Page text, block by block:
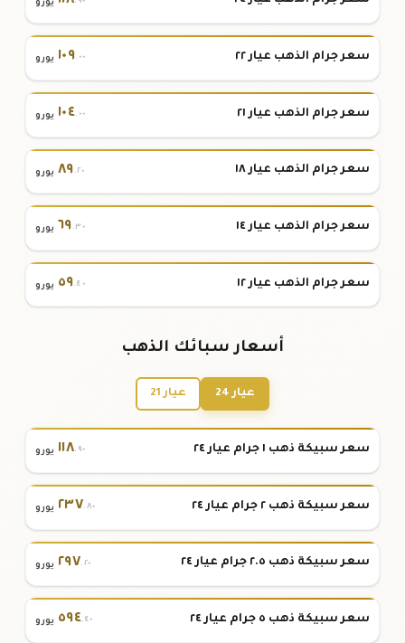
يورو
سعر جرام الذهب عيار ٢٢ ١٠٩.٠٠ يورو
سعر جرام الذهب عيار ٢١ ١٠٤.٠٠ يورو
سعر جرام الذهب عيار ١٨ ٨٩.٢٠ يورو
سعر جرام الذهب عيار ١٤ ٦٩.٣٠ يورو
سعر جرام الذهب عيار ١٢ ٥٩.٤٠ يورو
أسعار سبائك الذهب
عيار 24 عيار 21
سعر سبيكة ذهب ١ جرام عيار ٢٤ ١١٨.٩٠ يورو
سعر سبيكة ذهب ٢ جرام عيار ٢٤ ٢٣٧.٨٠ يورو
سعر سبيكة ذهب ٢.٥ جرام عيار ٢٤ ٢٩٧.٢٠ يورو
سعر سبيكة ذهب ٥ جرام عيار ٢٤ ٥٩٤.٤٠ يورو